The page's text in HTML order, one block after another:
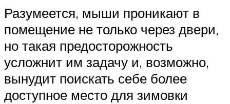
Разумеется, мыши проникают в
помещение не только через двери,
но такая предосторожность
усложнит им задачу и, возможно,
вынудит поискать себе более
доступное место для зимовки